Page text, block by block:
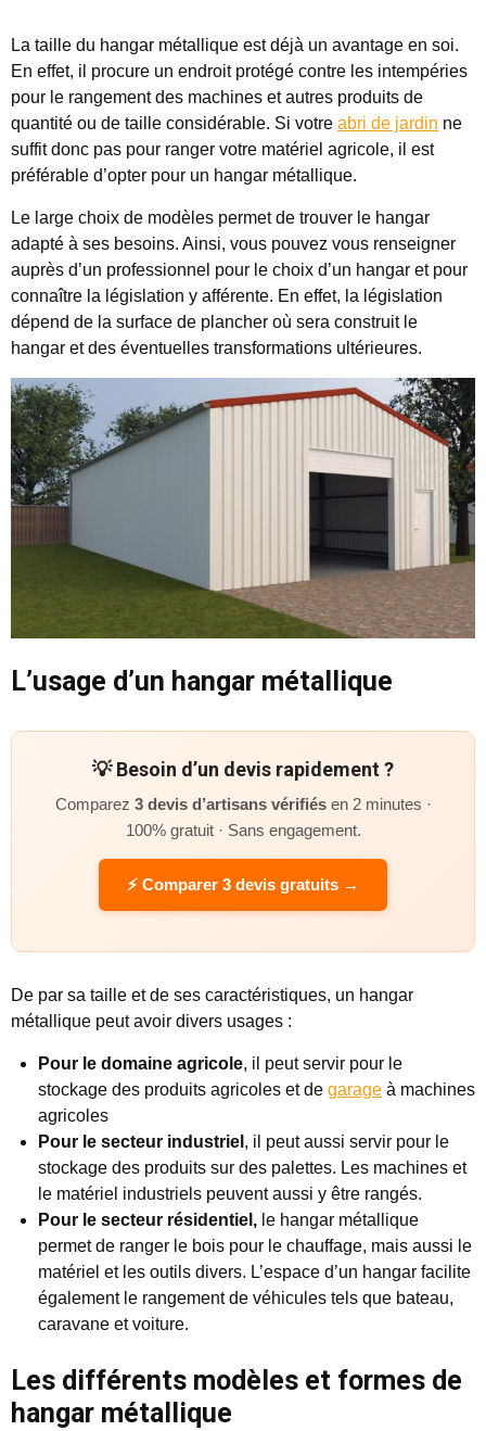
La taille du hangar métallique est déjà un avantage en soi.
En effet, il procure un endroit protégé contre les intempéries
pour le rangement des machines et autres produits de
quantité ou de taille considérable. Si votre abri de jardin ne
suffit donc pas pour ranger votre matériel agricole, il est
préférable d’opter pour un hangar métallique.
Le large choix de modèles permet de trouver le hangar
adapté à ses besoins. Ainsi, vous pouvez vous renseigner
auprès d’un professionnel pour le choix d’un hangar et pour
connaître la législation y afférente. En effet, la législation
dépend de la surface de plancher où sera construit le
hangar et des éventuelles transformations ultérieures.
L’usage d’un hangar métallique
💡 Besoin d’un devis rapidement ?
Comparez 3 devis d’artisans vérifiésen 2 minutes ·
100% gratuit · Sans engagement.
⚡ Comparer 3 devis gratuits →
De par sa taille et de ses caractéristiques, un hangar
métallique peut avoir divers usages :
Pour le domaine agricole, il peut servir pour le
stockage des produits agricoles et de garage à machines
agricoles
Pour le secteur industriel , il peut aussi servir pour le
stockage des produits sur des palettes. Les machines et
le matériel industriels peuvent aussi y être rangés.
Pour le secteur résidentiel, le hangar métallique
permet de ranger le bois pour le chauffage, mais aussi le
matériel et les outils divers. L’espace d’un hangar facilite
également le rangement de véhicules tels que bateau,
caravane et voiture.
Les différents modèles et formes de
hangar métallique